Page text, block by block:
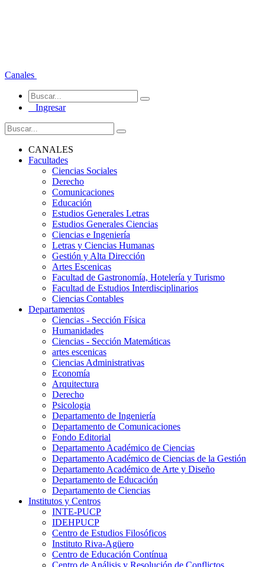
Canales
Ingresar
CANALES
Facultades
Ciencias Sociales
Derecho
Comunicaciones
Educación
Estudios Generales Letras
Estudios Generales Ciencias
Ciencias e Ingeniería
Letras y Ciencias Humanas
Gestión y Alta Dirección
Artes Escenicas
Facultad de Gastronomía, Hotelería y Turismo
Facultad de Estudios Interdisciplinarios
Ciencias Contables
Departamentos
Ciencias - Sección Física
Humanidades
Ciencias - Sección Matemáticas
artes escenicas
Ciencias Administrativas
Economía
Arquitectura
Derecho
Psicologia
Departamento de Ingeniería
Departamento de Comunicaciones
Fondo Editorial
Departamento Académico de Ciencias
Departamento Académico de Ciencias de la Gestión
Departamento Académico de Arte y Diseño
Departamento de Educación
Departamento de Ciencias
Institutos y Centros
INTE-PUCP
IDEHPUCP
Centro de Estudios Filosóficos
Instituto Riva-Agüero
Centro de Educación Contínua
Centro de Análisis y Resolución de Conflictos